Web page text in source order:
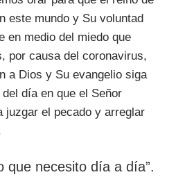
este mundo y Su voluntad
en medio del miedo que
por causa del coronavirus,
a Dios y Su evangelio siga
día en que el Señor
juzgar el pecado y arreglar
que necesito día a día”.